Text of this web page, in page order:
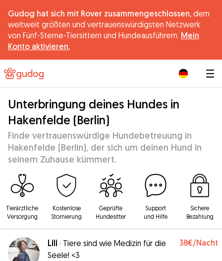
Gudog hat sich mit Rover zusammengeschlossen, dem
weltweit größten und vertrauenswürdigsten Netzwerk
von Fünf-Sterne-Tiersittern und Hundeausführern. Mein
Konto aktivieren.
Unterbringung deines Hundes in
Hakenfelde (Berlin)
Finde vertrauenswürdige Hundebetreuung in
Hakenfelde (Berlin), der sich um deinen Hund in
seinem Zuhause kümmert.
Tierärztliche
Versorgung
Kostenlose
Stornierung
Geprüfte
Hundesitter
Support
und Hilfe
Sichere
Bezahlung
Lili · Tiere sind wie Medizin für die
Seele! <3
38€/Nacht